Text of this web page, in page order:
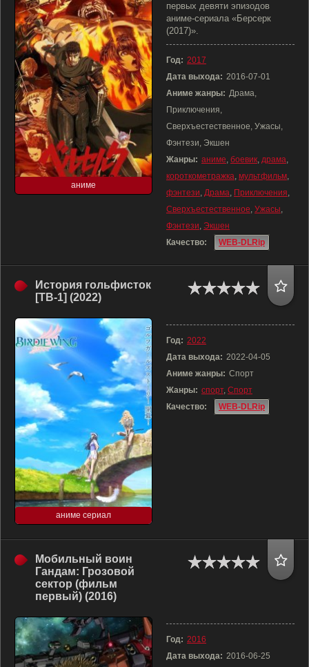
аниме
первых девяти эпизодов
аниме-сериала «Берсерк
(2017)».
Год: 2017
Дата выхода: 2016-07-01
Аниме жанры: Драма,
Приключения,
Сверхъестественное, Ужасы,
Фэнтези, Экшен
Жанры: аниме, боевик, драма,
короткометражка, мультфильм,
фэнтези, Драма, Приключения,
Сверхъестественное, Ужасы,
Фэнтези, Экшен
Качество:
WEB-DLRip
История гольфисток
[ТВ-1] (2022)
аниме сериал
Год: 2022
Дата выхода: 2022-04-05
Аниме жанры: Спорт
Жанры: спорт, Спорт
Качество:
WEB-DLRip
Мобильный воин
Гандам: Грозовой
сектор (фильм
первый) (2016)
Год: 2016
Дата выхода: 2016-06-25